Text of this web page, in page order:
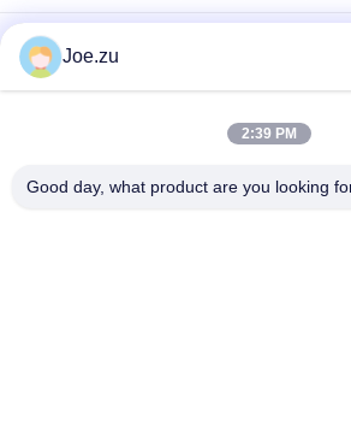
DuPont™ XP 77IP IG UF Module Υψηλής
Συστήματος IP
των ουσιών που περιέχονται στο προϊόν,
συμπεριλαμβανομένων των επιπτώσεων
Joe.zu
2:39 PM
Good day, what product are you looking